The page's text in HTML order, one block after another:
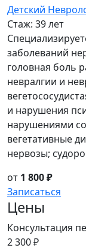
Детский
Стаж: 39 лет
заболеваний
головная боль
невралгии и
и нарушения
нарушениями
вегетативные
нервозы;
от 1 800 ₽
Записаться
Цены
Консультация
2 300 ₽